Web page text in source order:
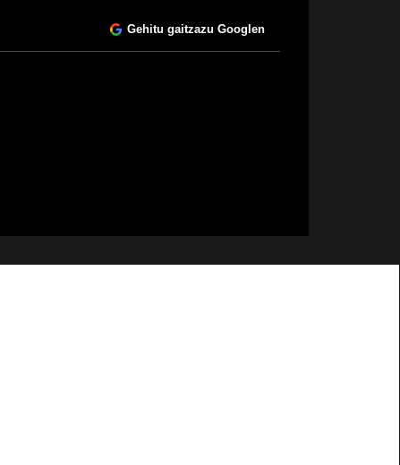
Gehitu gaitzazu Googlen